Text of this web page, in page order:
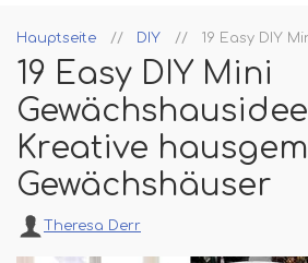
Hauptseite DIY 19 Easy DIY
19 Easy DIY Mini
Kreative
Gewächshäuser
Theresa Derr